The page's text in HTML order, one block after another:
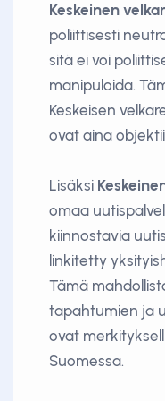
Keskeinen
poliittisesti
sitä ei voi
manipuloida.
Keskeisen
ovat aina
Lisäksi
omaa
kiinnostavia
linkitetty
Tämä
tapahtumien ja
ovat
Suomessa.